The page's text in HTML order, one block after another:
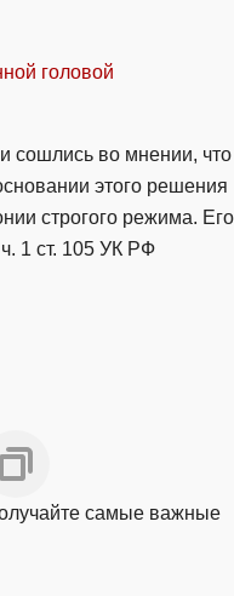
головой
сошлись во мнении, что
этого решения
строгого режима. Его
1 ст. 105 УК РФ
самые важные